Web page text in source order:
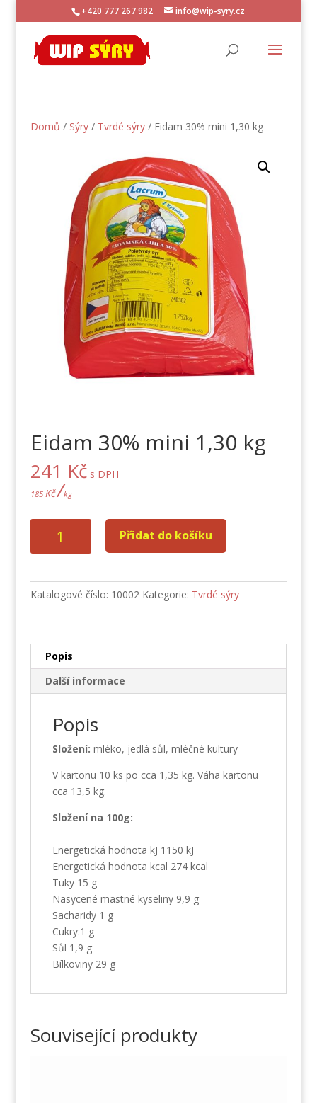
+420 777 267 982 info@wip-syry.cz
Domů / Sýry/ Tvrdé sýry/ Eidam 30% mini 1,30 kg
Eidam 30% mini 1,30 kg
241 Kč s DPH
185 Kč/kg
kg
Přidat do košíku
Katalogové číslo: 10002 Kategorie: Tvrdé sýry
Popis
Další informace
Popis
Složení: mléko, jedlá sůl, mléčné kultury
V kartonu 10 ks po cca 1,35 kg. Váha kartonu
cca 13,5 kg.
Složení na 100g:
Energetická hodnota kJ 1150 kJ
Energetická hodnota kcal 274 kcal
Tuky 15 g
Nasycené mastné kyseliny 9,9 g
Sacharidy 1 g
Cukry:1 g
Sůl 1,9 g
Bílkoviny 29 g
Související produkty